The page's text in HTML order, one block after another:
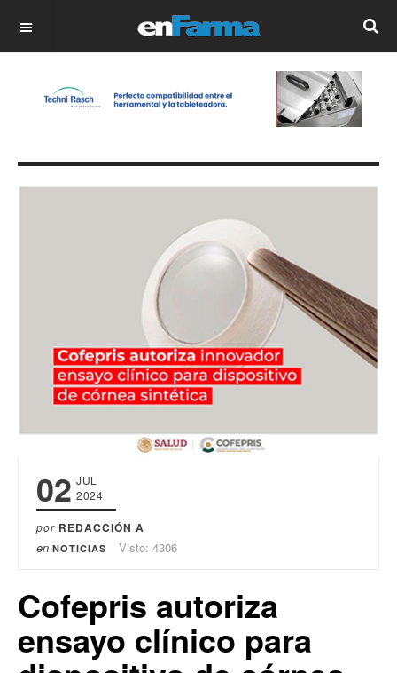
OFF CANVAS
02 JUL
2024
por REDACCIÓN A
en NOTICIAS Visto: 4306
Cofepris autoriza
ensayo clínico para